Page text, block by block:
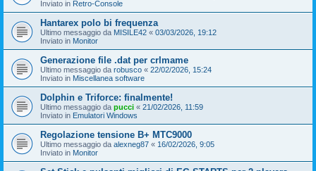
Inviato in Retro-Console
Hantarex polo bi frequenza
Ultimo messaggio da MISILE42 « 03/03/2026, 19:12
Inviato in Monitor
Generazione file .dat per crlmame
Ultimo messaggio da robusco « 22/02/2026, 15:24
Inviato in Miscellanea software
Dolphin e Triforce: finalmente!
Ultimo messaggio da pucci « 21/02/2026, 11:59
Inviato in Emulatori Windows
Regolazione tensione B+ MTC9000
Ultimo messaggio da alexneg87 « 16/02/2026, 9:05
Inviato in Monitor